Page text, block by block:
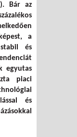
Bár az
a
stabil és
egyutas
piaci
és